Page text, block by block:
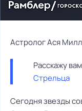
Астролог Ася
Стрельца
Сегодня звезды